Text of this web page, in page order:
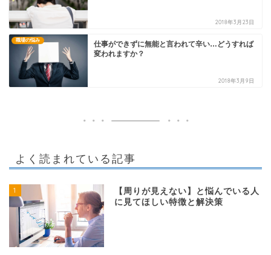
2018年3月23日
職場の悩み
仕事ができずに無能と言われて辛い…どうすれば
変われますか？
2018年3月9日
よく読まれている記事
1
【周りが見えない】と悩んでいる人
に見てほしい特徴と解決策